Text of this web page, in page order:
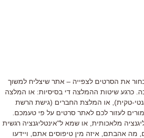
את הסרטים לצפייה – אתר שיצליח למשוך
כרגע שיטות ההמלצה די בסיסיות: או המלצה
טקית), או המלצת החברים (גישת הרשת
לעזור לכם לאתר סרטים על פי טעמכם.
מלאכותית, או שמא ל"אינטליגנציה רגשית
אהבתם, איזה מין טיפוסים אתם, ויידעו